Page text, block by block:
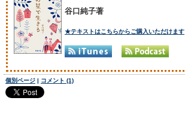
谷口純子著
★テキストはこちらからご購入いただけます
個別ページ | コメント (1)